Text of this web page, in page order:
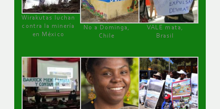
Wirakutas luchan
contra la minería
en México
No a Dominga,
Chile
VALE mata,
Brasil